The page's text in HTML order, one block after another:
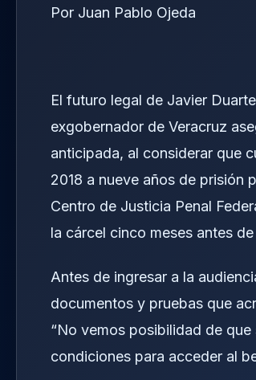
Por Juan Pablo Ojeda
El futuro legal de Javier
exgobernador de Veracruz
anticipada, al considerar que
2018 a nueve años de prisión
Centro de Justicia Penal
la cárcel cinco meses antes
Antes de ingresar a la
documentos y pruebas que
“No vemos posibilidad de
condiciones para acceder al